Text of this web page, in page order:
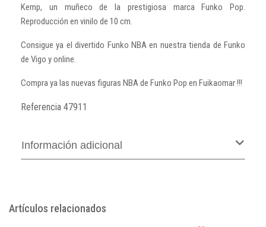
Kemp, un muñeco de la prestigiosa marca Funko Pop.
Reproducción en vinilo de 10 cm.
Consigue ya el divertido Funko NBA en nuestra tienda de Funko
de Vigo y online.
Compra ya las nuevas figuras NBA de Funko Pop en Fuikaomar !!!
Referencia 47911
Información adicional
Artículos relacionados